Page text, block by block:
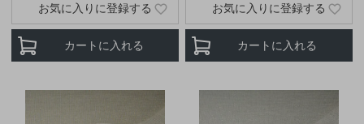
カートに入れる
お気に入りに登録する
カートに入れる
お気に入りに登録する